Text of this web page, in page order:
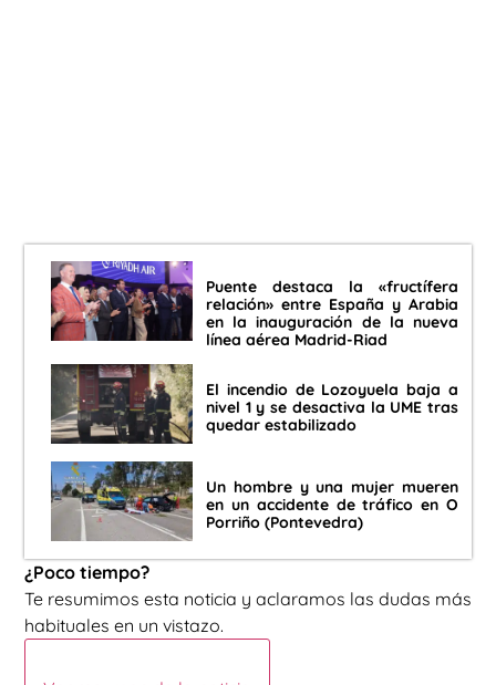
Puente destaca la «fructífera
relación» entre España y Arabia
en la inauguración de la nueva
línea aérea Madrid-Riad
El incendio de Lozoyuela baja a
nivel 1 y se desactiva la UME tras
quedar estabilizado
Un hombre y una mujer mueren
en un accidente de tráfico en O
Porriño (Pontevedra)
¿Poco tiempo?
Te resumimos esta noticia y aclaramos las dudas más
habituales en un vistazo.